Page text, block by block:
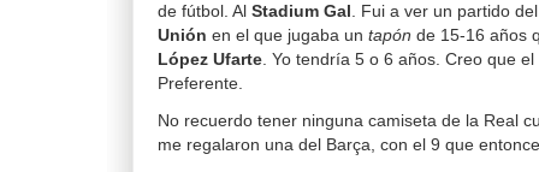
de fútbol. Al Stadium Gal . Fui a ver un partido
Unión en el que jugaba un tapón de 15-16 años
López Ufarte . Yo tendría 5 o 6 años. Creo que
Preferente.
No recuerdo tener ninguna camiseta de la Real
me regalaron una del Barça, con el 9 que